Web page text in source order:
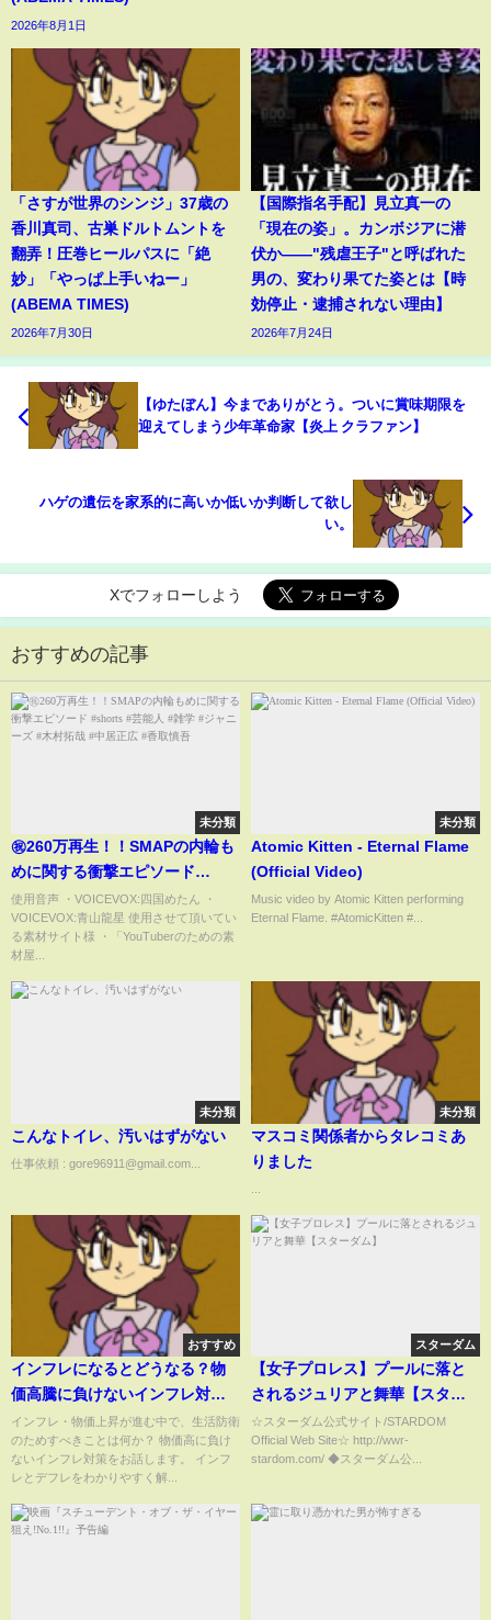
2026年8月1日
「さすが世界のシンジ」37歳の
香川真司、古巣ドルトムントを
翻弄！圧巻ヒールパスに「絶
妙」「やっぱ上手いねー」
(ABEMA TIMES)
2026年7月30日
【国際指名手配】見立真一の
「現在の姿」。カンボジアに潜
伏か――"残虐王子"と呼ばれた
男の、変わり果てた姿とは【時
効停止・逮捕されない理由】
2026年7月24日
【ゆたぼん】今までありがとう。ついに賞味期限を
迎えてしまう少年革命家【炎上 クラファン】
ハゲの遺伝を家系的に高いか低いか判断して欲し
い。
Xでフォローしよう
おすすめの記事
未分類
㊗️260万再生！！SMAPの内輪も
めに関する衝撃エピソード
#shorts #芸能人 #雑学 #ジャニ
ーズ #木村拓哉 #中居正広 #香取
慎吾
使用音声 ・VOICEVOX:四国めたん ・
VOICEVOX:青山龍星 使用させて頂いてい
る素材サイト様 ・「YouTuberのための素
材屋...
未分類
Atomic Kitten - Eternal Flame
(Official Video)
Music video by Atomic Kitten performing
Eternal Flame. #AtomicKitten #...
未分類
こんなトイレ、汚いはずがない
仕事依頼 : gore96911@gmail.com...
未分類
マスコミ関係者からタレコミあ
りました
おすすめ
インフレになるとどうなる？物
価高騰に負けないインフレ対策4
選
インフレ・物価上昇が進む中で、生活防衛
のためすべきことは何か？ 物価高に負け
ないインフレ対策をお話します。 インフ
レとデフレをわかりやすく解...
スターダム
【女子プロレス】プールに落と
されるジュリアと舞華【スター
ダム】
☆スターダム公式サイト/STARDOM
Official Web Site☆ http://wwr-
stardom.com/ ◆スターダム公...